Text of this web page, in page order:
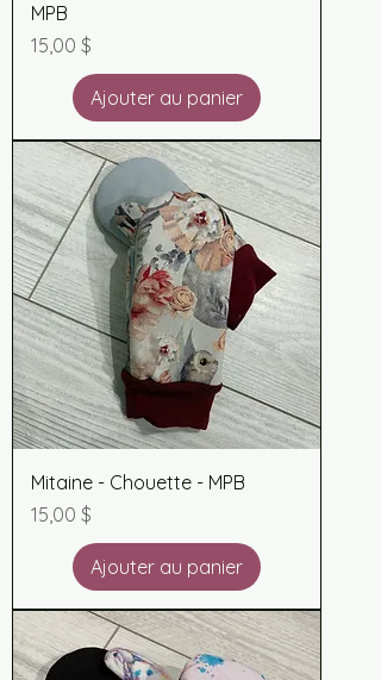
MPB
Prix
15,00 $
Ajouter au panier
Mitaine - Chouette - MPB
Prix
15,00 $
Ajouter au panier